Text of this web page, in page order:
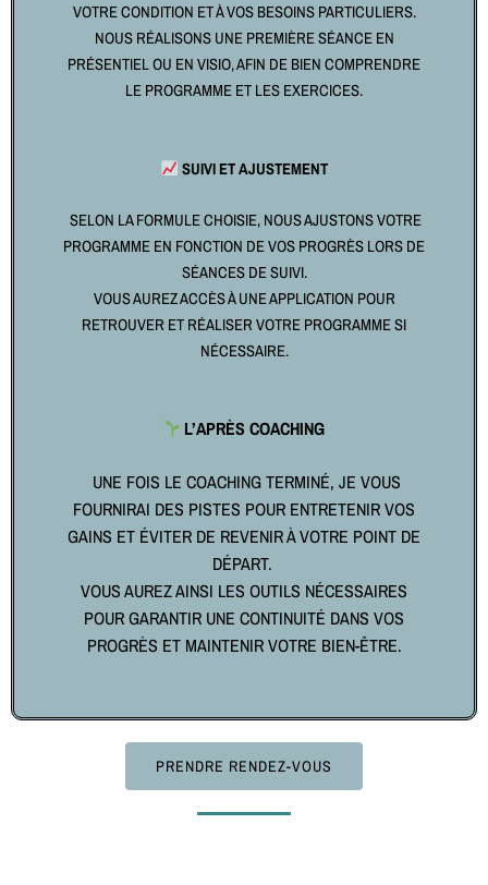
VOTRE CONDITION ET À VOS BESOINS PARTICULIERS.
NOUS RÉALISONS UNE PREMIÈRE SÉANCE EN
PRÉSENTIEL OU EN VISIO, AFIN DE BIEN COMPRENDRE
LE PROGRAMME ET LES EXERCICES.
SUIVI ET AJUSTEMENT
SELON LA FORMULE CHOISIE, NOUS AJUSTONS VOTRE
PROGRAMME EN FONCTION DE VOS PROGRÈS LORS DE
SÉANCES DE SUIVI.
VOUS AUREZ ACCÈS À UNE APPLICATION POUR
RETROUVER ET RÉALISER VOTRE PROGRAMME SI
NÉCESSAIRE.
L’APRÈS COACHING
UNE FOIS LE COACHING TERMINÉ, JE VOUS
FOURNIRAI DES PISTES POUR ENTRETENIR VOS
GAINS ET ÉVITER DE REVENIR À VOTRE POINT DE
DÉPART.
VOUS AUREZ AINSI LES OUTILS NÉCESSAIRES
POUR GARANTIR UNE CONTINUITÉ DANS VOS
PROGRÈS ET MAINTENIR VOTRE BIEN-ÊTRE.
PRENDRE RENDEZ-VOUS